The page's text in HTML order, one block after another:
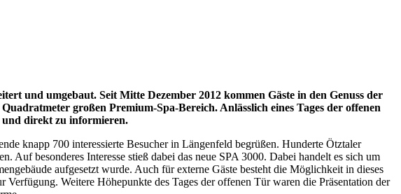
und umgebaut. Seit Mitte Dezember 2012 kommen Gäste in den Genuss der
großen Premium-Spa-Bereich. Anlässlich eines Tages der offenen
und direkt zu informieren.
knapp 700 interessierte Besucher in Längenfeld begrüßen. Hunderte Ötztaler
besonderes Interesse stieß dabei das neue SPA 3000. Dabei handelt es sich um
aufgesetzt wurde. Auch für externe Gäste besteht die Möglichkeit in dieses
Weitere Höhepunkte des Tages der offenen Tür waren die Präsentation der